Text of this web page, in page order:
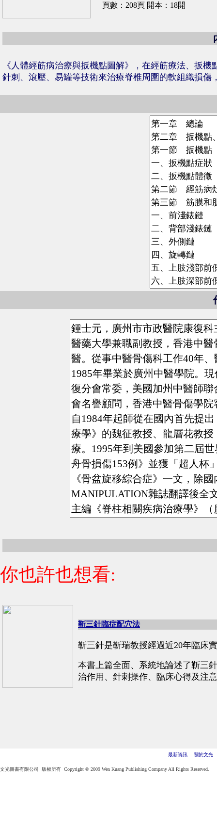
頁數：208頁 開本：18開
《人體經筋病治療與扳機點圖解》，在經筋療法、扳
針刺、滾壓、易罐等技術來治療脊椎周圍的軟組織損傷
你也許也想看:
靳三針臨症配穴法
靳三針是靳瑞教授經過近20年臨床
本書上篇全面、系統地論述了靳三
治作用、針刺操作、臨床心得及注
最新資訊 關於文光
文光圖書有限公司 版權所有 Copyright © 2009 Wen Kuang Publishing Company All Rights Reserved.